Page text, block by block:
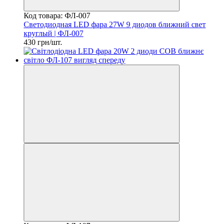
Код товара: ФЛ-007
Светодиодная LED фара 27W 9 диодов ближний свет
круглый | ФЛ-007
430 грн/шт.